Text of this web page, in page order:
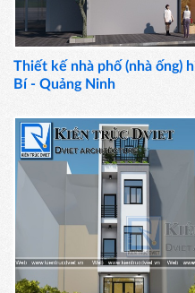
Thiết kế nhà phố (nhà ống)
Bí - Quảng Ninh